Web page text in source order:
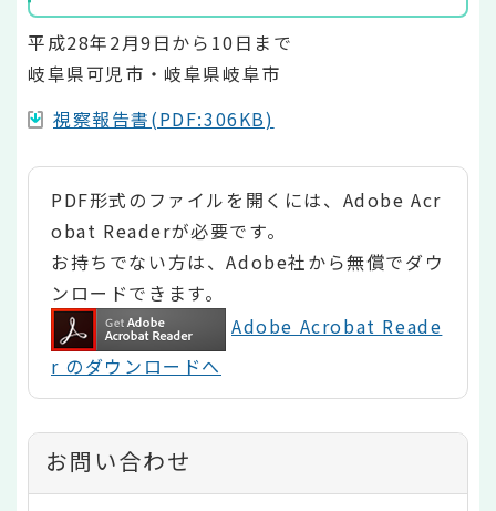
平成28年2月9日から10日まで
岐阜県可児市・岐阜県岐阜市
視察報告書(PDF:306KB)
PDF形式のファイルを開くには、Adobe Acr
obat Readerが必要です。
お持ちでない方は、Adobe社から無償でダウ
ンロードできます。
Adobe Acrobat Reade
r のダウンロードへ
お問い合わせ